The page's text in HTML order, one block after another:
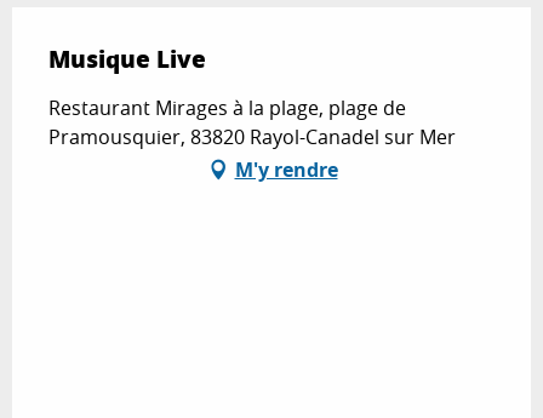
Musique Live
Restaurant Mirages à la plage, plage de
Pramousquier, 83820 Rayol-Canadel sur Mer
M'y rendre